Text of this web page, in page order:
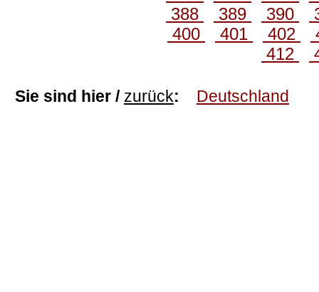
388
389 390
400
401 402
412
Sie sind hier / zurück: Deutschland